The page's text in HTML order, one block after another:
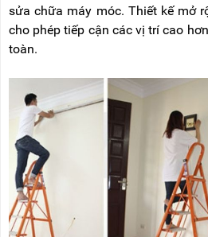
sửa chữa máy móc. Thiết kế mở
cho phép tiếp cận các vị trí cao
toàn.